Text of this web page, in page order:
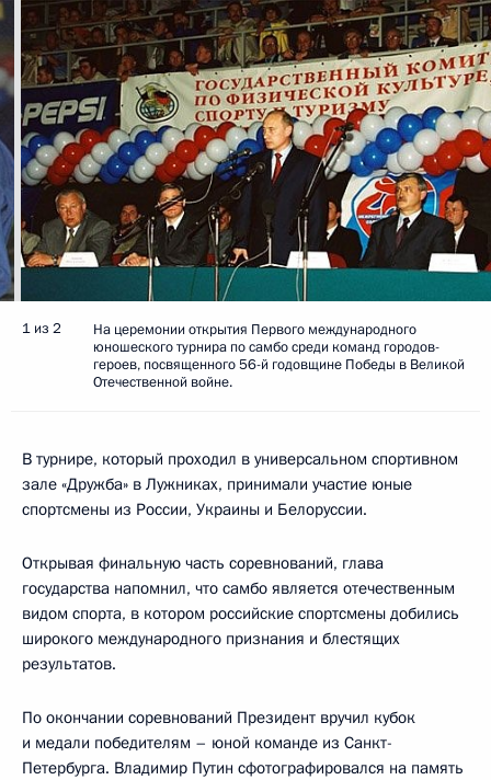
1 из 2
На церемонии открытия Первого международного
юношеского турнира по самбо среди команд городов-
героев, посвященного 56-й годовщине Победы в Великой
Отечественной войне.
В турнире, который проходил в универсальном спортивном
зале «Дружба» в Лужниках, принимали участие юные
спортсмены из России, Украины и Белоруссии.
Открывая финальную часть соревнований, глава
государства напомнил, что самбо является отечественным
видом спорта, в котором российские спортсмены добились
широкого международного признания и блестящих
результатов.
По окончании соревнований Президент вручил кубок
и медали победителям – юной команде из Санкт-
Петербурга. Владимир Путин сфотографировался на память